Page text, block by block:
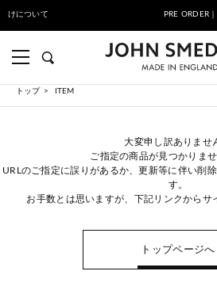
よるONLINE SHOPのお届けについて
トップ ITEM
大変申し訳ありませ
ご指定の商品が見つかりませ
URLのご指定に誤りがあるか、更新等に伴い削
す。
お手数とは思いますが、下記リンクからサ
トップページへ